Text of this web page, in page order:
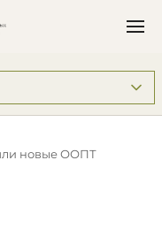
новые ООПТ